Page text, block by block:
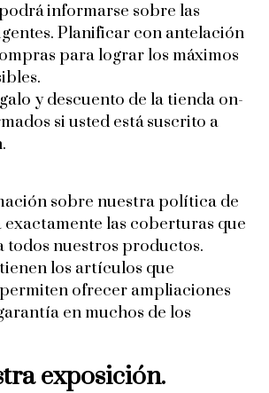
informarse sobre las
Planificar con antelación
para lograr los máximos
y descuento de la tienda on-
si usted está suscrito a
sobre nuestra política de
exactamente las coberturas que
todos nuestros productos.
los artículos que
ofrecer ampliaciones
en muchos de los
exposición.